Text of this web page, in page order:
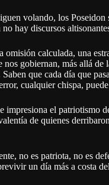
volando, los
hay discursos
calculada, una
gobiernan, más allá
que cada día que
cualquier chispa,
impresiona el patriotismo
de quienes
no es patriota, no es
un día más a costa